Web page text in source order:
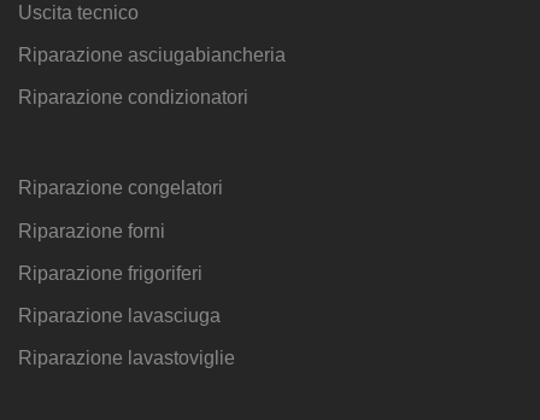
Uscita tecnico
Riparazione asciugabiancheria
Riparazione condizionatori
Riparazione congelatori
Riparazione forni
Riparazione frigoriferi
Riparazione lavasciuga
Riparazione lavastoviglie